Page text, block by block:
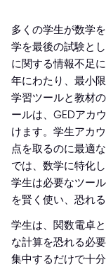
多くの学生が数学
学を最後の試験と
に関する情報不足
年にわたり、最小
学習ツールと教材
ールは、GEDアカ
けます。学生アカ
点を取るのに最適
では、数学に特化
学生は必要なツー
を賢く使い、恐れ
学生は、関数電卓
な計算を恐れる必
集中するだけで十分